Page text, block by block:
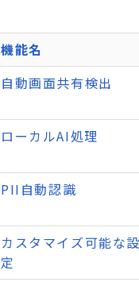
機能名
自動画面共有検出
ローカルAI処理
PII自動認識
カスタマイズ可能な設
定